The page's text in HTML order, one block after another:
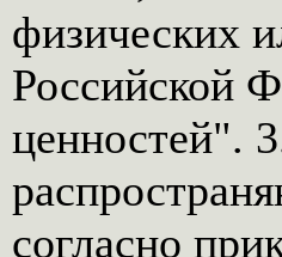
физических
Российской
ценностей".
согласно